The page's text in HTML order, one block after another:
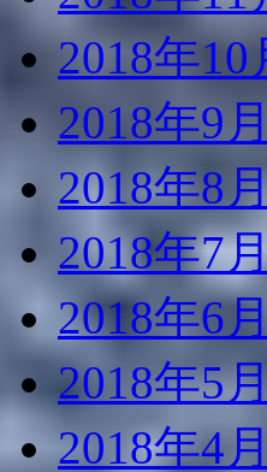
2018年10
2018年9月
2018年8
2018年7
2018年6月
2018年5
2018年4月